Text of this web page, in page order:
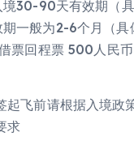
境30-90天有效期（
一般为2-6个月（具
票回程票 500人民
起飞前请根据入境政
求